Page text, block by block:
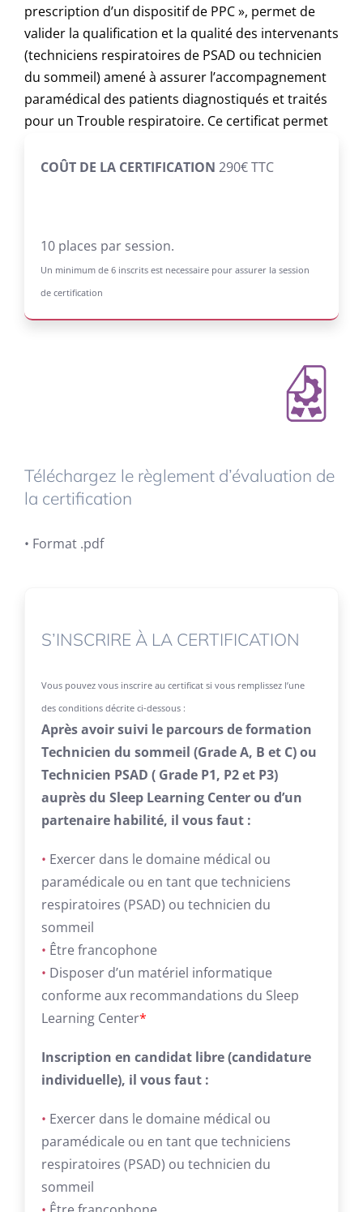
prescription d’un dispositif de PPC », permet de
valider la qualification et la qualité des intervenants
(techniciens respiratoires de PSAD ou technicien
du sommeil) amené à assurer l’accompagnement
paramédical des patients diagnostiqués et traités
pour un Trouble respiratoire. Ce certificat permet
médical efficient avec l’arrivée en 2018 de la
COÛT DE LA CERTIFICATION290€ TTC
10 places par session.
Un minimum de 6 inscrits est necessaire pour assurer la session
de certification
Téléchargez le règlement d’évaluation de
la certification
• Format .pdf
S’INSCRIRE À LA CERTIFICATION
Vous pouvez vous inscrire au certificat si vous remplissez l’une
des conditions décrite ci-dessous :
Après avoir suivi le parcours de formation
Technicien du sommeil (Grade A, B et C) ou
Technicien PSAD ( Grade P1, P2 et P3)
auprès du Sleep Learning Center ou d’un
partenaire habilité, il vous faut :
• Exercer dans le domaine médical ou
paramédicale ou en tant que techniciens
respiratoires (PSAD) ou technicien du
sommeil
• Être francophone
• Disposer d’un matériel informatique
conforme aux recommandations du Sleep
Learning Center*
Inscription en candidat libre (candidature
individuelle), il vous faut :
• Exercer dans le domaine médical ou
paramédicale ou en tant que techniciens
respiratoires (PSAD) ou technicien du
sommeil